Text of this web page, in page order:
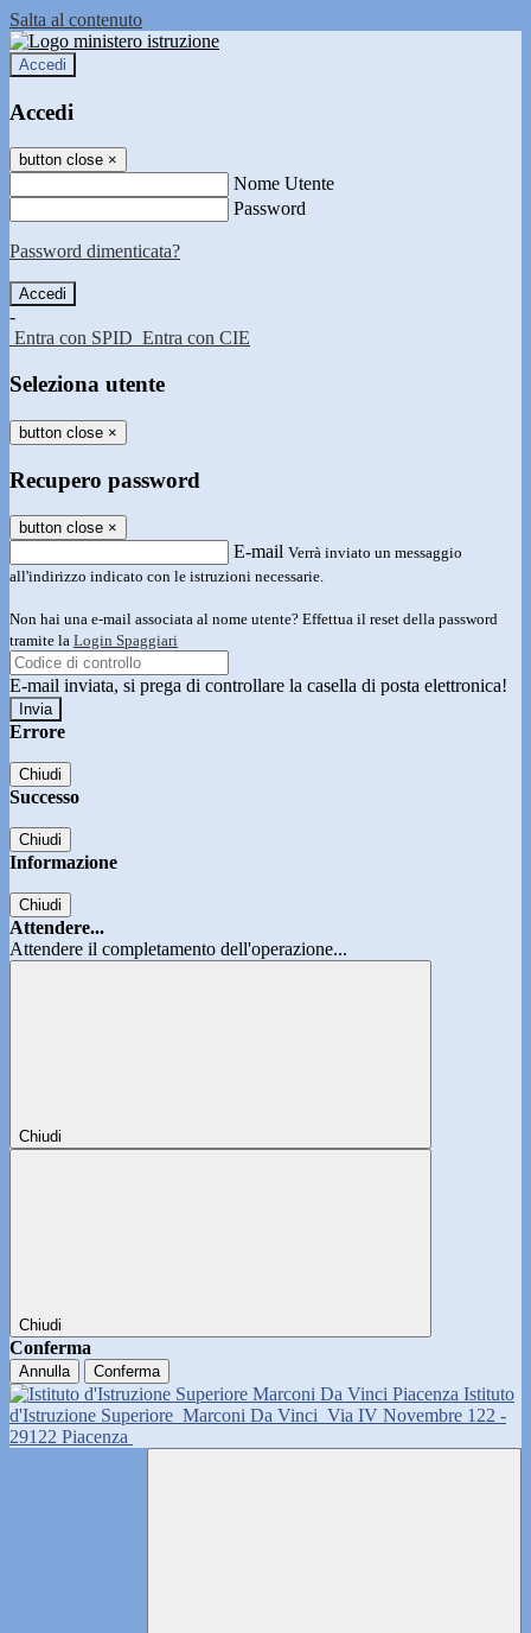
Salta al contenuto
Accedi
Accedi
button close ×
Nome Utente
Password
Password dimenticata?
-
Entra con SPID Entra con CIE
Seleziona utente
button close ×
Recupero password
button close ×
E-mail Verrà inviato un messaggio
all'indirizzo indicato con le istruzioni necessarie.
Non hai una e-mail associata al nome utente? Effettua il reset della password
tramite la Login Spaggiari
E-mail inviata, si prega di controllare la casella di posta elettronica!
Errore
Chiudi
Successo
Chiudi
Informazione
Chiudi
Attendere...
Attendere il completamento dell'operazione...
Chiudi
Chiudi
Conferma
Annulla Conferma
Istituto
d'Istruzione Superiore Marconi Da Vinci Via IV Novembre 122 -
29122 Piacenza